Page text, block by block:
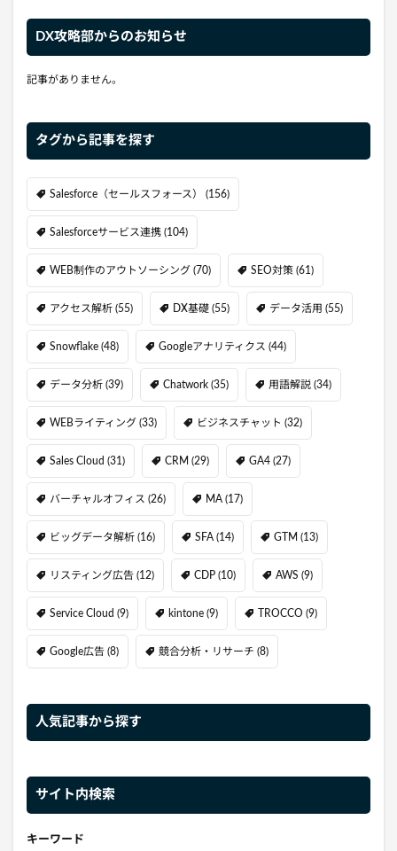
DX攻略部からのお知らせ
記事がありません。
タグから記事を探す
Salesforce（セールスフォース） (156)
Salesforceサービス連携 (104)
WEB制作のアウトソーシング (70) SEO対策 (61)
アクセス解析 (55) DX基礎 (55) データ活用 (55)
Snowflake (48) Googleアナリティクス (44)
データ分析 (39) Chatwork (35) 用語解説 (34)
WEBライティング (33) ビジネスチャット (32)
Sales Cloud (31) CRM (29) GA4 (27)
バーチャルオフィス (26) MA (17)
ビッグデータ解析 (16) SFA (14) GTM (13)
リスティング広告 (12) CDP (10) AWS (9)
Service Cloud (9) kintone (9) TROCCO (9)
Google広告 (8) 競合分析・リサーチ (8)
人気記事から探す
サイト内検索
キーワード